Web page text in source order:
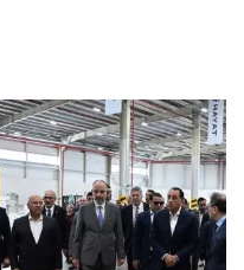
معجب بهذه:
مرتبط